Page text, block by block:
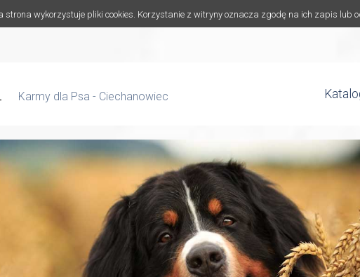
strona wykorzystuje pliki cookies. Korzystanie z witryny oznacza zgodę na ich zapis lub
Karmy dla Psa - Ciechanowiec